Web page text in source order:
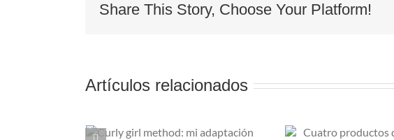
Share This Story, Choose Your Platform!
Artículos relacionados